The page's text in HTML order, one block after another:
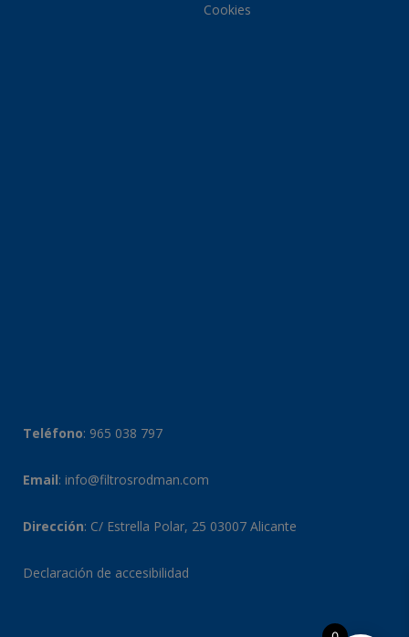
Cookies
Teléfono: 965 038 797
Email: info@filtrosrodman.com
Dirección: C/ Estrella Polar, 25 03007 Alicante
Declaración de accesibilidad